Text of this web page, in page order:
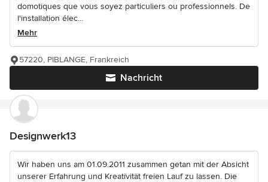
domotiques que vous soyez particuliers ou professionnels. De
l'installation élec...
Mehr
Nachricht
57220, PIBLANGE, Frankreich
Designwerk13
Wir haben uns am 01.09.2011 zusammen getan mit der Absicht
unserer Erfahrung und Kreativität freien Lauf zu lassen. Die